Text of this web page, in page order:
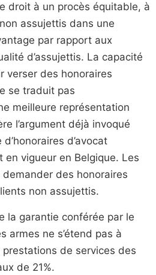
droit à un procès équitable, à
assujettis dans une
par rapport aux
d’assujettis. La capacité
verser des honoraires
se traduit pas
meilleure représentation
l’argument déjà invoqué
d’avocat
en vigueur en Belgique. Les
des honoraires
non assujettis.
la garantie conférée par le
armes ne s’étend pas à
prestations de services des
de 21%.